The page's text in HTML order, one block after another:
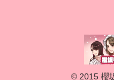
© 2015 櫻